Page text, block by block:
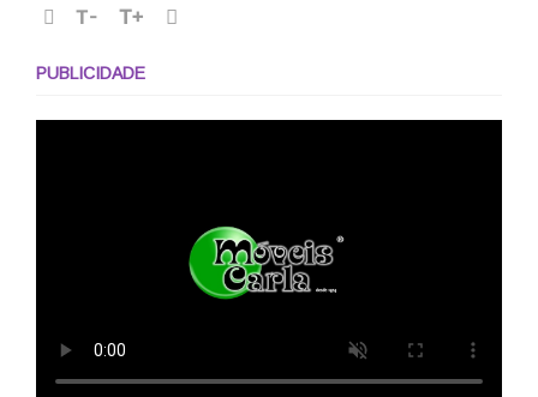
T- T+
PUBLICIDADE